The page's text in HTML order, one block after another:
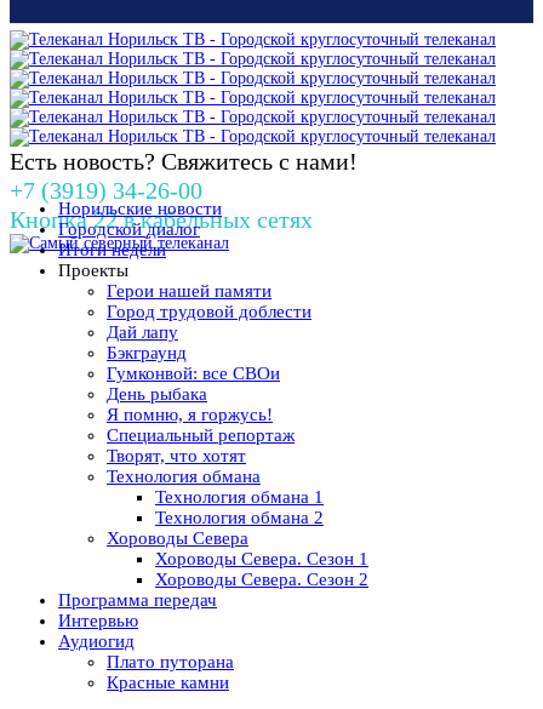
Есть новость? Свяжитесь с нами!
+7 (3919) 34-26-00
Кнопка 22 в кабельных сетях
Норильские новости
Городской диалог
Итоги недели
Проекты
Герои нашей памяти
Город трудовой доблести
Дай лапу
Бэкграунд
Гумконвой: все СВОи
День рыбака
Я помню, я горжусь!
Специальный репортаж
Творят, что хотят
Технология обмана
Технология обмана 1
Технология обмана 2
Хороводы Севера
Хороводы Севера. Сезон 1
Хороводы Севера. Сезон 2
Программа передач
Интервью
Аудиогид
Плато путорана
Красные камни